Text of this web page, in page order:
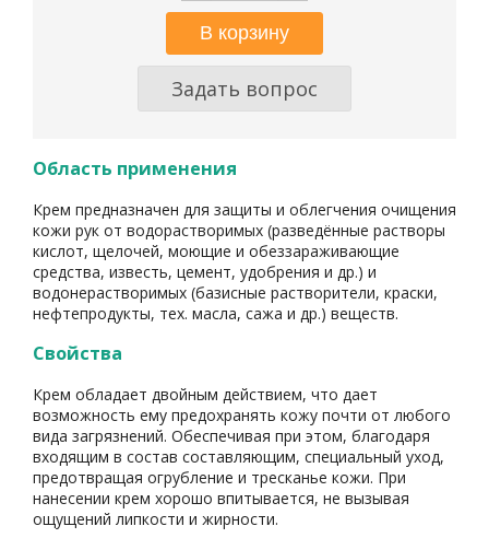
Задать вопрос
Область применения
Крем предназначен для защиты и облегчения очищения
кожи рук от водорастворимых (разведённые растворы
кислот, щелочей, моющие и обеззараживающие
средства, известь, цемент, удобрения и др.) и
водонерастворимых (базисные растворители, краски,
нефтепродукты, тех. масла, сажа и др.) веществ.
Свойства
Крем обладает двойным действием, что дает
возможность ему предохранять кожу почти от любого
вида загрязнений. Обеспечивая при этом, благодаря
входящим в состав составляющим, специальный уход,
предотвращая огрубление и тресканье кожи. При
нанесении крем хорошо впитывается, не вызывая
ощущений липкости и жирности.